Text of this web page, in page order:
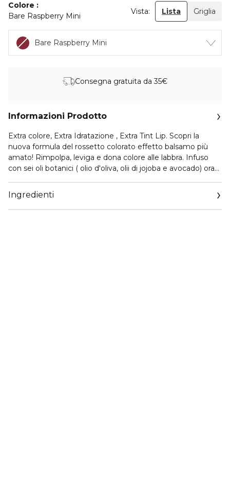
Colore
Bare Raspberry Mini
Vista: Lista Griglia
Bare Raspberry Mini
Consegna gratuita da 35€
Informazioni Prodotto
Extra colore, Extra Idratazione , Extra Tint Lip. Scopri la
nuova formula del rossetto colorato effetto balsamo più
amato! Rimpolpa, leviga e dona colore alle labbra. Infuso
con sei oli botanici ( olio d'oliva, olii di jojoba e avocado) ora
alle labbra. Rivitalizza le labbra con un colore luminoso
donando un aspetto sano.
Ingredienti